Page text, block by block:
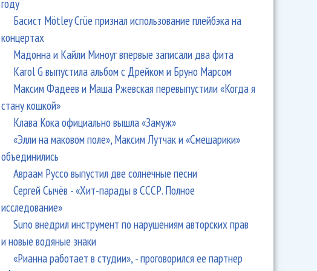
году
Басист Mötley Crüe признал использование плейбэка на
концертах
Мадонна и Кайли Миноуг впервые записали два фита
Karol G выпустила альбом с Дрейком и Бруно Марсом
Максим Фадеев и Маша Ржевская перевыпустили «Когда я
стану кошкой»
Клава Кока официально вышла «Замуж»
«Элли на маковом поле», Максим Лутчак и «Смешарики»
объединились
Авраам Руссо выпустил две солнечные песни
Сергей Сычёв - «Хит-парады в СССР. Полное
исследование»
Suno внедрил инструмент по нарушениям авторских прав
и новые водяные знаки
«Рианна работает в студии», - проговорился ее партнер